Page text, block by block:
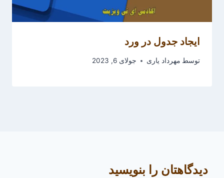
ایجاد جدول در ورد
توسط مهرداد یاری جولای 6, 2023
دیدگاهتان را بنویسید